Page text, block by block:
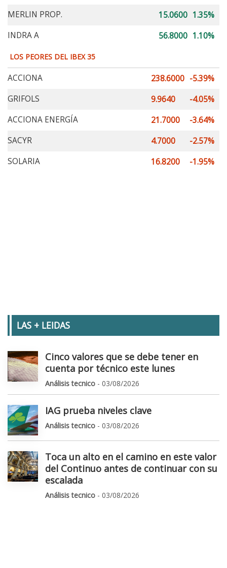
MERLIN PROP.
15.0600 1.35%
INDRA A
56.8000 1.10%
LOS PEORES DEL IBEX 35
ACCIONA 238.6000 -5.39%
GRIFOLS
9.9640
-4.05%
ACCIONA ENERGÍA
21.7000
-3.64%
SACYR
4.7000
-2.57%
SOLARIA
16.8200 -1.95%
LAS + LEIDAS
Cinco valores que se debe tener en
cuenta por técnico este lunes
Análisis tecnico - 03/08/2026
IAG prueba niveles clave
Análisis tecnico - 03/08/2026
Toca un alto en el camino en este valor
del Continuo antes de continuar con su
escalada
Análisis tecnico - 03/08/2026